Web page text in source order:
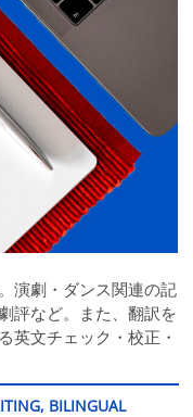
演劇・ダンス関連の記
評など。また、翻訳を
英文チェック・校正・
BILINGUAL